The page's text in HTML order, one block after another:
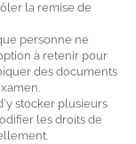
la remise de
personne ne
à retenir pour
des documents
stocker plusieurs
les droits de